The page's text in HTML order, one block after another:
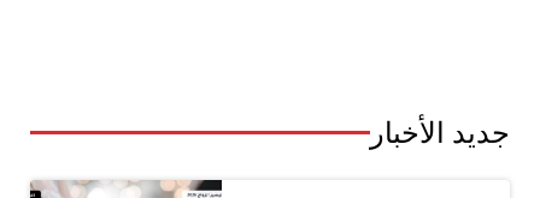
جديد الأخبار